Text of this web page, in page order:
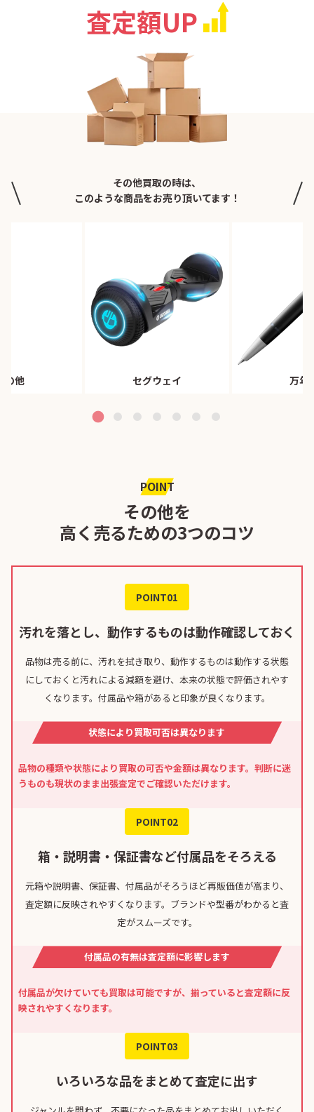
査定額UP
その他買取の時は、
このような商品をお売り頂いてます！
の他 セグウェイ 万年
POINT
その他を
高く売るための3つのコツ
POINT01
汚れを落とし、動作するものは動作確認しておく
品物は売る前に、汚れを拭き取り、動作するものは動作する状態
にしておくと汚れによる減額を避け、本来の状態で評価されやす
くなります。付属品や箱があると印象が良くなります。
状態により買取可否は異なります
品物の種類や状態により買取の可否や金額は異なります。判断に迷
うものも現状のまま出張査定でご確認いただけます。
POINT02
箱・説明書・保証書など付属品をそろえる
元箱や説明書、保証書、付属品がそろうほど再販価値が高まり、
査定額に反映されやすくなります。ブランドや型番がわかると査
定がスムーズです。
付属品の有無は査定額に影響します
付属品が欠けていても買取は可能ですが、揃っていると査定額に反
映されやすくなります。
POINT03
いろいろな品をまとめて査定に出す